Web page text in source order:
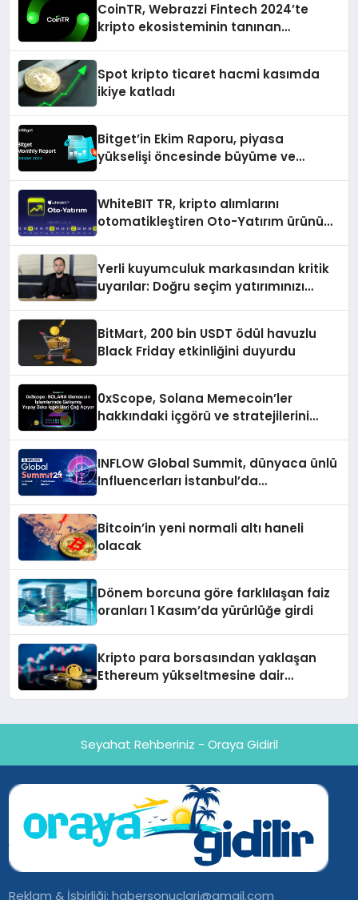
CoinTR, Webrazzi Fintech 2024’te
kripto ekosisteminin tanınan
Spot kripto ticaret hacmi kasımda
ikiye katladı
Bitget’in Ekim Raporu, piyasa
yükselişi öncesinde büyüme ve
WhiteBIT TR, kripto alımlarını
otomatikleştiren Oto-Yatırım ürününü
Yerli kuyumculuk markasından kritik
uyarılar: Doğru seçim yatırımınızı
BitMart, 200 bin USDT ödül havuzlu
Black Friday etkinliğini duyurdu
0xScope, Solana Memecoin’ler
hakkındaki içgörü ve stratejilerini
INFLOW Global Summit, dünyaca ünlü
Influencerları İstanbul’da
Bitcoin’in yeni normali altı haneli
olacak
Dönem borcuna göre farklılaşan faiz
oranları 1 Kasım’da yürürlüğe girdi
Kripto para borsasından yaklaşan
Ethereum yükseltmesine dair
Seyahat Rehberiniz - Oraya Gidiril
Reklam & İşbirliği:habersonuclari@gmail.com